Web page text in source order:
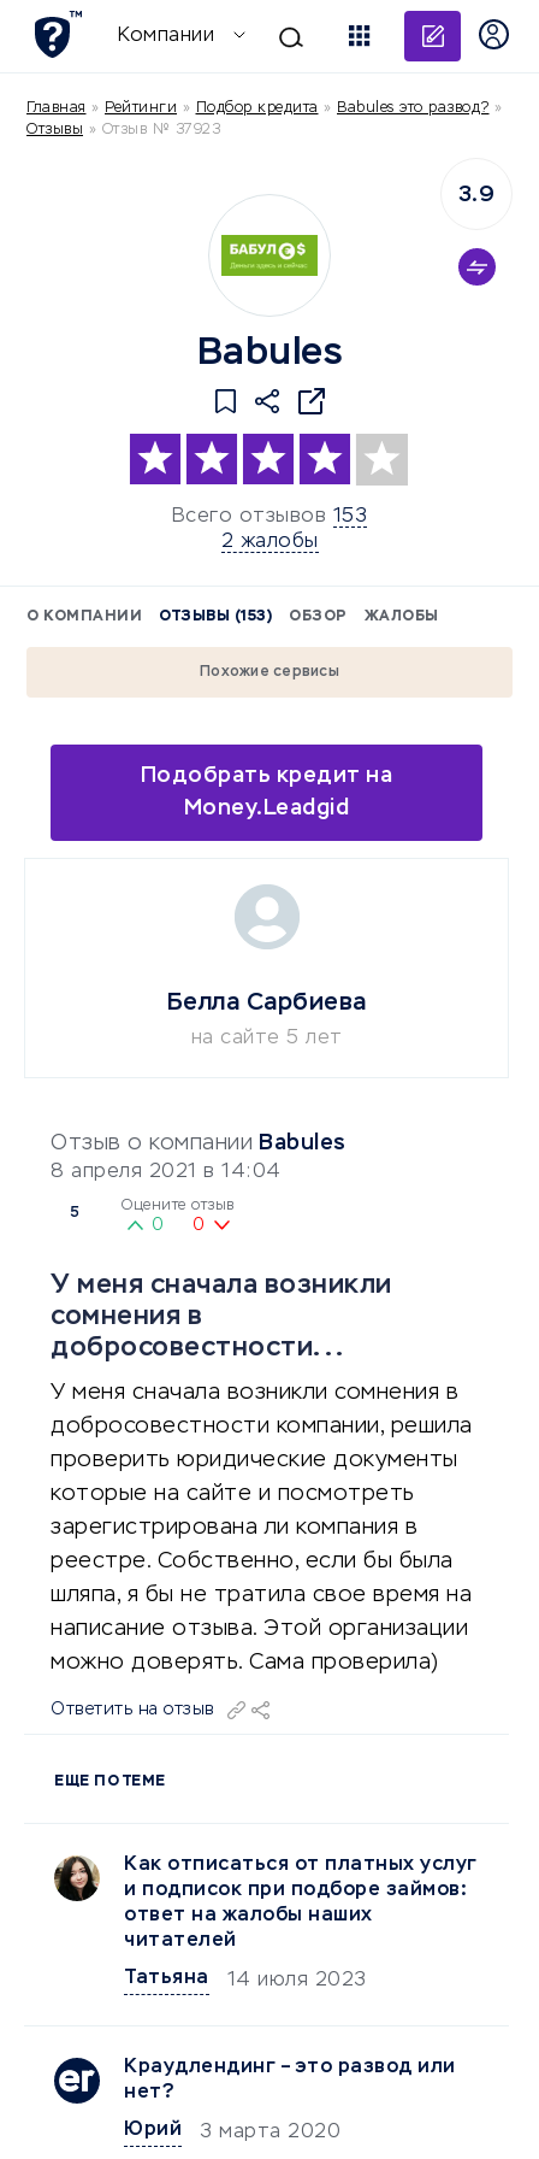
Компании
Главная » Рейтинги » Подбор кредита » Babules это развод? »
Отзывы » Отзыв № 37923
Babules
Всего отзывов 153
2 жалобы
3.9
О КОМПАНИИ ОТЗЫВЫ (153) ОБЗОР ЖАЛОБЫ
Похожие сервисы
Подобрать кредит на
Money.Leadgid
Отзыв о компании Babules
8 апреля 2021 в 14:04
5 Оцените отзыв
0 0
У меня сначала возникли
сомнения в
добросовестности...
У меня сначала возникли сомнения в
добросовестности компании, решила
проверить юридические документы
которые на сайте и посмотреть
зарегистрирована ли компания в
реестре. Собственно, если бы была
шляпа, я бы не тратила свое время на
написание отзыва. Этой организации
можно доверять. Сама проверила)
Ответить на отзыв
ЕЩЕ ПО ТЕМЕ
Как отписаться от платных услуг
и подписок при подборе займов:
ответ на жалобы наших
читателей
Татьяна
14 июля 2023
Краудлендинг – это развод или
нет?
Юрий
3 марта 2020
Белла Сарбиева
на сайте 5 лет